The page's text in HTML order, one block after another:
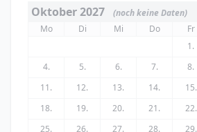
Oktober 2027
(noch keine Daten)
Mo
Di Mi Do Fr
1.
4.
5. 6. 7. 8.
11.
12. 13. 14. 15.
18.
19. 20. 21. 22.
25.
26. 27. 28. 29.